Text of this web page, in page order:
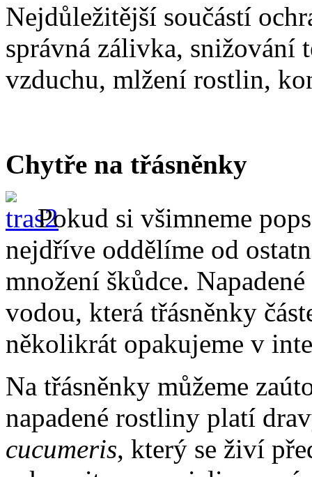
Nejdůležitější součástí
správná zálivka,
vzduchu, mlžení rostlin,
Chytře na třásněnky
Pokud si všimneme
nejdříve oddělíme od
množení škůdce.
vodou, která třásněnky
několikrát opakujeme v
Na třásněnky můžeme
napadené rostliny platí
cucumeris, který se živí